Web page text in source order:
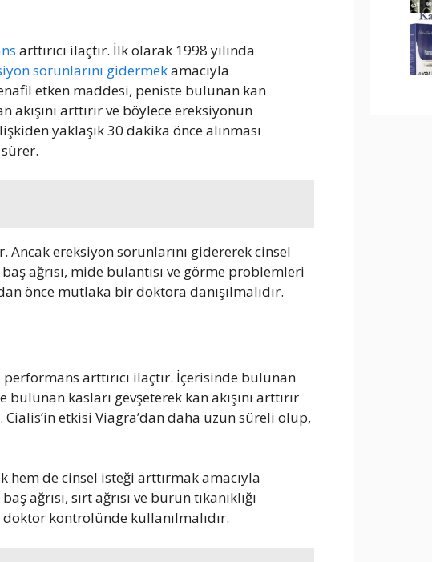
arttırıcı ilaçtır. İlk olarak 1998 yılında
sorunlarını gidermekamacıyla
etken maddesi, peniste bulunan kan
arttırır ve böylece ereksiyonun
yaklaşık 30 dakika önce alınması
Ancak ereksiyon sorunlarını gidererek cinsel
ağrısı, mide bulantısı ve görme problemleri
önce mutlaka bir doktora danışılmalıdır.
arttırıcı ilaçtır. İçerisinde bulunan
kasları gevşeterek kan akışını arttırır
etkisi Viagra’dan daha uzun süreli olup,
hem de cinsel isteği arttırmak amacıyla
ağrısı, sırt ağrısı ve burun tıkanıklığı
kontrolünde kullanılmalıdır.